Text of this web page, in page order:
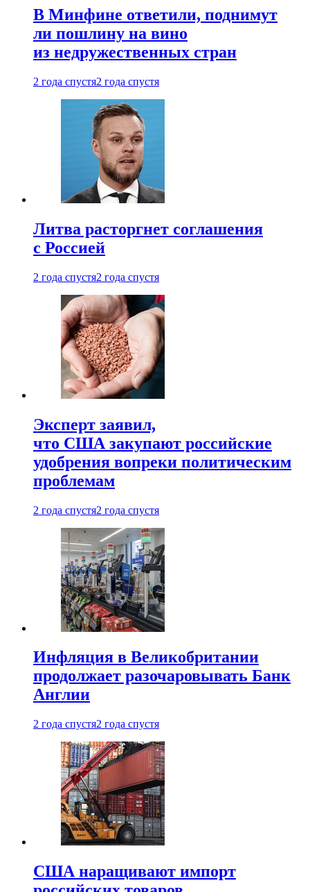
В Минфине ответили, поднимут
ли пошлину на вино
из недружественных стран
2 года спустя2 года спустя
Литва расторгнет соглашения
с Россией
2 года спустя2 года спустя
Эксперт заявил,
что США закупают российские
удобрения вопреки политическим
проблемам
2 года спустя2 года спустя
Инфляция в Великобритании
продолжает разочаровывать Банк
Англии
2 года спустя2 года спустя
США наращивают импорт